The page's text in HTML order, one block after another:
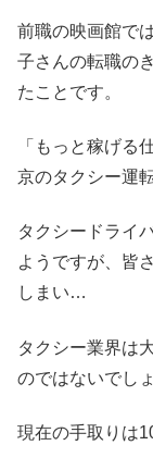
前職の映画館で
子さんの転職の
たことです。
「もっと稼げる
京のタクシー運
タクシードライ
ようですが、皆
しまい…
タクシー業界は
のではないでし
現在の手取りは